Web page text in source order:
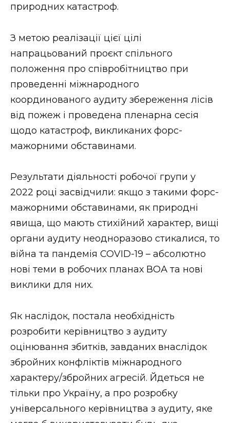
природних катастроф.
З метою реалізації цієї цілі
напрацьований проєкт спільного
положення про співробітництво при
проведенні міжнародного
координованого аудиту збереження лісів
від пожеж і проведена пленарна сесія
щодо катастроф, викликаних форс-
мажорними обставинами.
Результати діяльності робочої групи у
2022 році засвідчили: якщо з такими форс-
мажорними обставинами, як природні
явища, що мають стихійний характер, вищі
органи аудиту неодноразово стикалися, то
війна та пандемія COVID-19 – абсолютно
нові теми в робочих планах ВОА та нові
виклики для них.
Як наслідок, постала необхідність
розробити керівництво з аудиту
оцінювання збитків, завданих внаслідок
збройних конфліктів міжнародного
характеру/збройних агресій. Йдеться не
тільки про Україну, а про розробку
універсального керівництва з аудиту, яке